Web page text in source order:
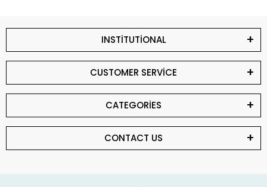
INSTİTUTİONAL
CUSTOMER SERVİCE
CATEGORİES
CONTACT US